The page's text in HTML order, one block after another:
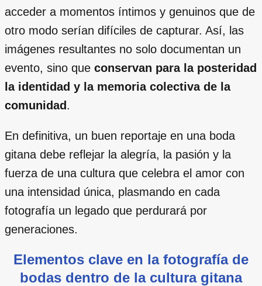
acceder a momentos íntimos y genuinos que de
otro modo serían difíciles de capturar. Así, las
imágenes resultantes no solo documentan un
evento, sino que conservan para la posteridad
la identidad y la memoria colectiva de la
comunidad .
En definitiva, un buen reportaje en una boda
gitana debe reflejar la alegría, la pasión y la
fuerza de una cultura que celebra el amor con
una intensidad única, plasmando en cada
fotografía un legado que perdurará por
generaciones.
Elementos clave en la fotografía de
bodas dentro de la cultura gitana